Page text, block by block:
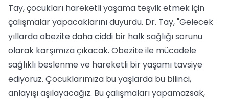
Tay, çocukları hareketli yaşama teşvik etmek için
çalışmalar yapacaklarını duyurdu. Dr. Tay, "Gelecek
yıllarda obezite daha ciddi bir halk sağlığı sorunu
olarak karşımıza çıkacak. Obezite ile mücadele
sağlıklı beslenme ve hareketli bir yaşamı tavsiye
ediyoruz. Çocuklarımıza bu yaşlarda bu bilinci,
anlayışı aşılayacağız. Bu çalışmaları yapamazsak,